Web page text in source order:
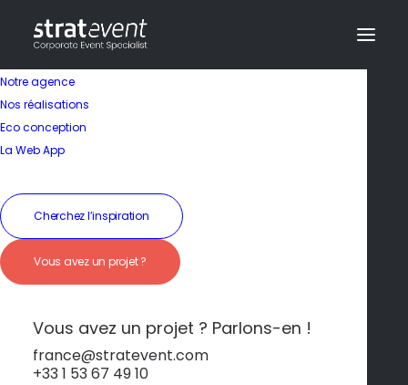
Notre agence
Nos réalisations
Eco conception
La Web App
Cherchez l’inspiration
Vous avez un projet ?
Vous avez un projet ? Parlons-en !
france@stratevent.com
+33 1 53 67 49 10
Évasion Cycladique
Chic